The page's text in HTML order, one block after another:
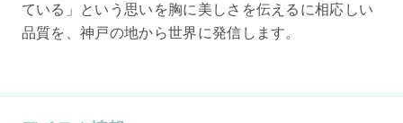
ている」という思いを胸に美しさを伝えるに相応しい
品質を、神戸の地から世界に発信します。